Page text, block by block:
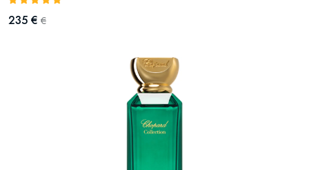
235 € €